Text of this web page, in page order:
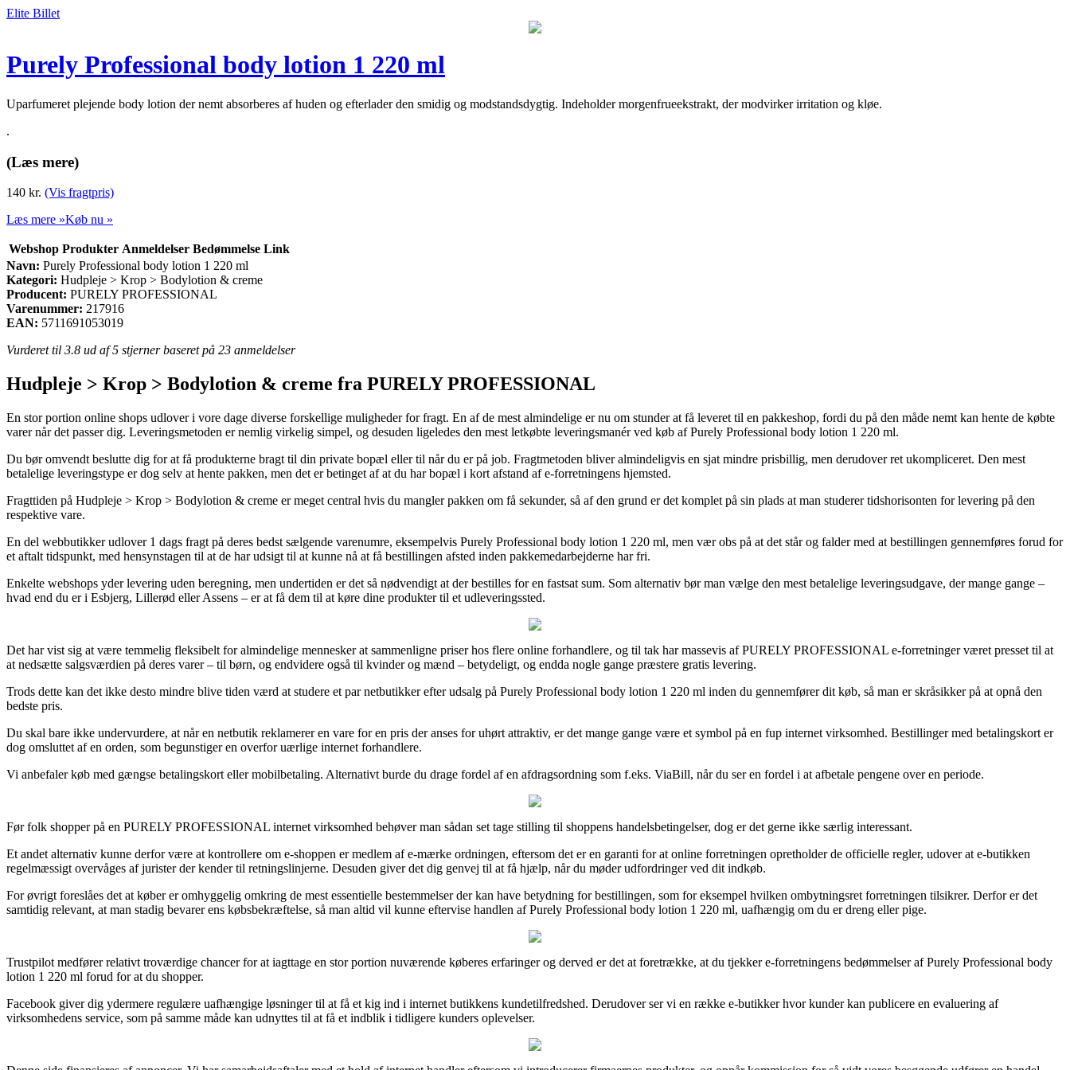
Elite Billet
Purely Professional body lotion 1 220 ml
Uparfumeret plejende body lotion der nemt absorberes af huden og efterlader den smidig og modstandsdygtig. Indeholder morgenfrueekstrakt, der modvirker irritation og kløe.
.
(Læs mere)
140 kr. (Vis fragtpris)
Læs mere »Køb nu »
Webshop Produkter Anmeldelser Bedømmelse Link
Navn: Purely Professional body lotion 1 220 ml
Kategori: Hudpleje > Krop > Bodylotion & creme
Producent: PURELY PROFESSIONAL
Varenummer: 217916
EAN: 5711691053019
Vurderet til 3.8 ud af 5 stjerner baseret på 23 anmeldelser
Hudpleje > Krop > Bodylotion & creme fra PURELY PROFESSIONAL
En stor portion online shops udlover i vore dage diverse forskellige muligheder for fragt. En af de mest almindelige er nu om stunder at få leveret til en pakkeshop, fordi du på den måde nemt kan hente de købte
varer når det passer dig. Leveringsmetoden er nemlig virkelig simpel, og desuden ligeledes den mest letkøbte leveringsmanér ved køb af Purely Professional body lotion 1 220 ml.
Du bør omvendt beslutte dig for at få produkterne bragt til din private bopæl eller til når du er på job. Fragtmetoden bliver almindeligvis en sjat mindre prisbillig, men derudover ret ukompliceret. Den mest
betalelige leveringstype er dog selv at hente pakken, men det er betinget af at du har bopæl i kort afstand af e-forretningens hjemsted.
Fragttiden på Hudpleje > Krop > Bodylotion & creme er meget central hvis du mangler pakken om få sekunder, så af den grund er det komplet på sin plads at man studerer tidshorisonten for levering på den
respektive vare.
En del webbutikker udlover 1 dags fragt på deres bedst sælgende varenumre, eksempelvis Purely Professional body lotion 1 220 ml, men vær obs på at det står og falder med at bestillingen gennemføres forud for
et aftalt tidspunkt, med hensynstagen til at de har udsigt til at kunne nå at få bestillingen afsted inden pakkemedarbejderne har fri.
Enkelte webshops yder levering uden beregning, men undertiden er det så nødvendigt at der bestilles for en fastsat sum. Som alternativ bør man vælge den mest betalelige leveringsudgave, der mange gange –
hvad end du er i Esbjerg, Lillerød eller Assens – er at få dem til at køre dine produkter til et udleveringssted.
Det har vist sig at være temmelig fleksibelt for almindelige mennesker at sammenligne priser hos flere online forhandlere, og til tak har massevis af PURELY PROFESSIONAL e-forretninger været presset til at
at nedsætte salgsværdien på deres varer – til børn, og endvidere også til kvinder og mænd – betydeligt, og endda nogle gange præstere gratis levering.
Trods dette kan det ikke desto mindre blive tiden værd at studere et par netbutikker efter udsalg på Purely Professional body lotion 1 220 ml inden du gennemfører dit køb, så man er skråsikker på at opnå den
bedste pris.
Du skal bare ikke undervurdere, at når en netbutik reklamerer en vare for en pris der anses for uhørt attraktiv, er det mange gange være et symbol på en fup internet virksomhed. Bestillinger med betalingskort er
dog omsluttet af en orden, som begunstiger en overfor uærlige internet forhandlere.
Vi anbefaler køb med gængse betalingskort eller mobilbetaling. Alternativt burde du drage fordel af en afdragsordning som f.eks. ViaBill, når du ser en fordel i at afbetale pengene over en periode.
Før folk shopper på en PURELY PROFESSIONAL internet virksomhed behøver man sådan set tage stilling til shoppens handelsbetingelser, dog er det gerne ikke særlig interessant.
Et andet alternativ kunne derfor være at kontrollere om e-shoppen er medlem af e-mærke ordningen, eftersom det er en garanti for at online forretningen opretholder de officielle regler, udover at e-butikken
regelmæssigt overvåges af jurister der kender til retningslinjerne. Desuden giver det dig genvej til at få hjælp, når du møder udfordringer ved dit indkøb.
For øvrigt foreslåes det at køber er omhyggelig omkring de mest essentielle bestemmelser der kan have betydning for bestillingen, som for eksempel hvilken ombytningsret forretningen tilsikrer. Derfor er det
samtidig relevant, at man stadig bevarer ens købsbekræftelse, så man altid vil kunne eftervise handlen af Purely Professional body lotion 1 220 ml, uafhængig om du er dreng eller pige.
Trustpilot medfører relativt troværdige chancer for at iagttage en stor portion nuværende køberes erfaringer og derved er det at foretrække, at du tjekker e-forretningens bedømmelser af Purely Professional body
lotion 1 220 ml forud for at du shopper.
Facebook giver dig ydermere regulære uafhængige løsninger til at få et kig ind i internet butikkens kundetilfredshed. Derudover ser vi en række e-butikker hvor kunder kan publicere en evaluering af
virksomhedens service, som på samme måde kan udnyttes til at få et indblik i tidligere kunders oplevelser.